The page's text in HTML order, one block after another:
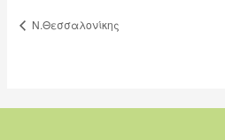
Ν.Θεσσαλονίκης